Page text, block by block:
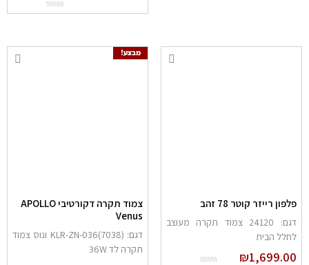
רייזר קוטר 78 זהב
דגם: 24120 צמוד תקרה מעוצב
הבית
₪
מבצע!
צמוד תקרה דקורטיבי APOLLO
Venus
דגם: (KLR-ZN-036(7038 ונוס צמוד
תקרה לד 36W